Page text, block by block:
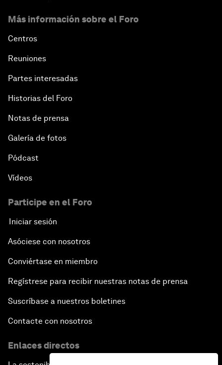
Más información sobre el Foro
Centros
Reuniones
Partes interesadas
Historias del Foro
Notas de prensa
Galería de fotos
Pódcast
Vídeos
Participe en el Foro
Iniciar sesión
Asóciese con nosotros
Conviértase en miembro
Regístrese para recibir nuestras notas de prensa
Suscríbase a nuestros boletines
Contacte con nosotros
Enlaces directos